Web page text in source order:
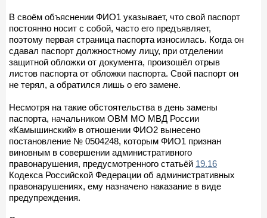
В своём объяснении ФИО1 указывает, что свой паспорт
постоянно носит с собой, часто его предъявляет,
поэтому первая страница паспорта износилась. Когда он
сдавал паспорт должностному лицу, при отделении
защитной обложки от документа, произошёл отрыв
листов паспорта от обложки паспорта. Свой паспорт он
не терял, а обратился лишь о его замене.
Несмотря на такие обстоятельства в день замены
паспорта, начальником ОВМ МО МВД России
«Камышинский» в отношении ФИО2 вынесено
постановление № 0504248, которым ФИО1 признан
виновным в совершении административного
правонарушения, предусмотренного статьёй 19.16
Кодекса Российской Федерации об административных
правонарушениях, ему назначено наказание в виде
предупреждения.